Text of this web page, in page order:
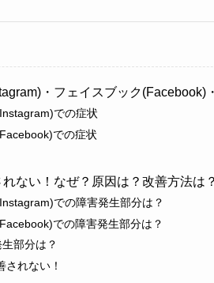
・フェイスブック(Facebook)
での症状
での症状
ない！なぜ？原因は？改善方法は？
での障害発生部分は？
での障害発生部分は？
部分は？
されない！